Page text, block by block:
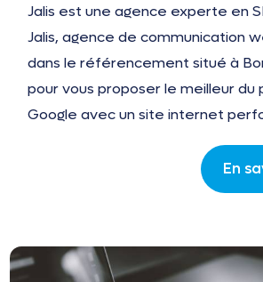
Jalis est une agence experte en
Jalis, agence de communication
dans le référencement situé à
pour vous proposer le meilleur du
Google avec un site internet
En